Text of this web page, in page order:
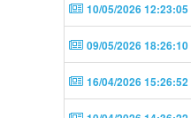
10/05/2026 12:23:05
09/05/2026 18:26:10
16/04/2026 15:26:52